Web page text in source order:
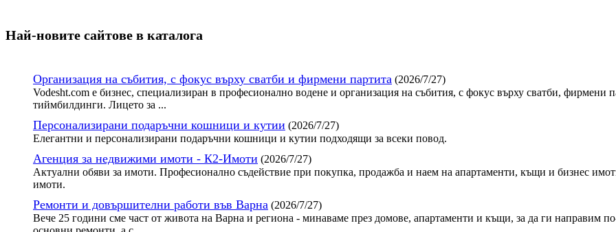
Най-новите сайтoве в каталога
Организация на събития, с фокус върху сватби и фирмени партита (2026/7/27)
Vodesht.com е бизнес, специализиран в професионално водене и организация на събития, с фокус върху сватби,
тиймбилдинги. Лицето за ...
Персонализирани подаръчни кошници и кутии (2026/7/27)
Елегантни и персонализирани подаръчни кошници и кутии подходящи за всеки повод.
Агенция за недвижими имоти - К2-Имоти (2026/7/27)
Актуални обяви за имоти. Професионално съдействие при покупка, продажба и наем на апартаменти, къщи и бизнес
имоти.
Ремонти и довършителни работи във Варна (2026/7/27)
Вече 25 години сме част от живота на Варна и региона - минаваме през домове, апартаменти и къщи, за да ги направим